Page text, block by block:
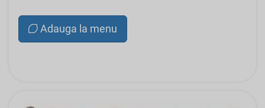
Adauga la menu